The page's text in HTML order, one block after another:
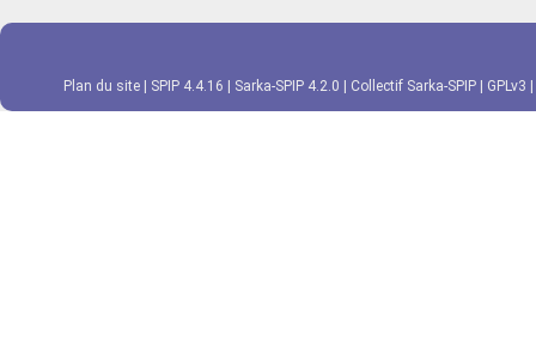
Plan du site SPIP 4.4.16 Sarka-SPIP 4.2.0 Collectif Sarka-SPIP GPLv3